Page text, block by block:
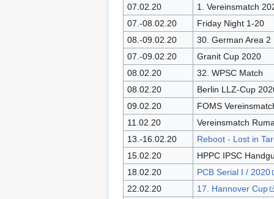
07.02.20
1. Vereinsmatch
07.-08.02.20
Friday Night 1-20
08.-09.02.20
30. German Area
07.-09.02.20
Granit Cup 2020
08.02.20
32. WPSC Match
08.02.20
Berlin LLZ-Cup
09.02.20
FOMS
11.02.20
Vereinsmatch
13.-16.02.20
Reboot - Lost in
15.02.20
HPPC IPSC
18.02.20
PCB Serial I / 2020
22.02.20
17. Hannover Cup